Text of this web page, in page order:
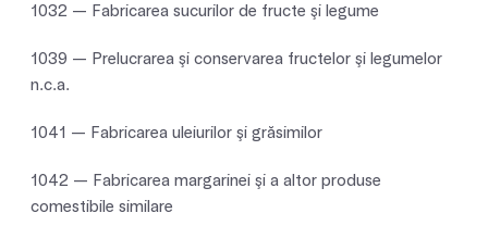
1032 — Fabricarea sucurilor de fructe şi legume
1039 — Prelucrarea şi conservarea fructelor şi legumelor
n.c.a.
1041 — Fabricarea uleiurilor şi grăsimilor
1042 — Fabricarea margarinei şi a altor produse
comestibile similare